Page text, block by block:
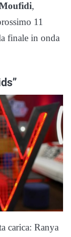
,
11
finale in onda
carica: Ranya